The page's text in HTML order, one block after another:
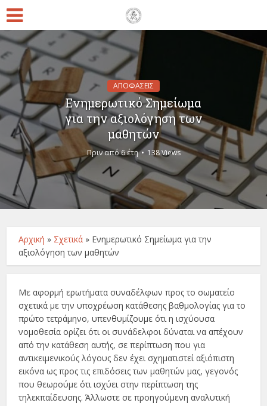
ΑΠΟΦΑΣΕΙΣ
Ενημερωτικό Σημείωμα
για την αξιολόγηση των
μαθητών
Πριν από 6 έτη 138 Views
Αρχική » Σχετικά » Ενημερωτικό Σημείωμα για την
αξιολόγηση των μαθητών
Με αφορμή ερωτήματα συναδέλφων προς το σωματείο
σχετικά με την υποχρέωση κατάθεσης βαθμολογίας για το
πρώτο τετράμηνο, υπενθυμίζουμε ότι η ισχύουσα
νομοθεσία ορίζει ότι οι συνάδελφοι δύναται να απέχουν
από την κατάθεση αυτής, σε περίπτωση που για
αντικειμενικούς λόγους δεν έχει σχηματιστεί αξιόπιστη
εικόνα ως προς τις επιδόσεις των μαθητών μας, γεγονός
που θεωρούμε ότι ισχύει στην περίπτωση της
τηλεκπαίδευσης. Άλλωστε σε προηγούμενη αναλυτική